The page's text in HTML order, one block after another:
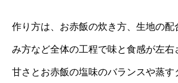
作り方は、お赤飯の炊き方、生地の配
み方など全体の工程で味と食感が左右
甘さとお赤飯の塩味のバランスや蒸す